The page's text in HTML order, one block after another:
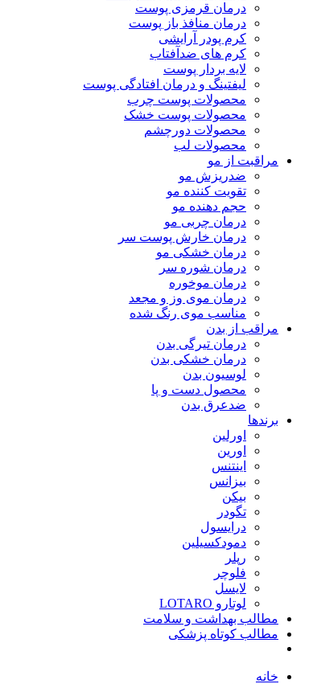
درمان قرمزی پوست
درمان منافذ باز پوست
کرم پودر آرایشی
کرم های ضدآفتاب
لایه بردار پوست
لیفتینگ و درمان افتادگی پوست
محصولات پوست چرب
محصولات پوست خشک
محصولات دورچشم
محصولات لب
مراقبت از مو
ضدریزش مو
تقویت کننده مو
حجم دهنده مو
درمان چربی مو
درمان خارش پوست سر
درمان خشکی مو
درمان شوره سر
درمان موخوره
درمان موی وز و مجعد
مناسب موی رنگ شده
مراقب از بدن
درمان تیرگی بدن
درمان خشکی بدن
لوسیون بدن
محصول دست و پا
ضدعرق بدن
برندها
اورلین
اورین
اینتنس
بیزانس
بیکن
تگودر
درایسول
دمودکسیلین
رپلر
فلوچر
لایسل
لوتارو LOTARO
مطالب بهداشت و سلامت
مطالب کوتاه پزشکی
خانه